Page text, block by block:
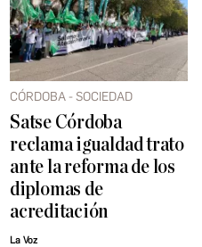
CÓRDOBA - SOCIEDAD
Satse Córdoba
reclama igualdad trato
ante la reforma de los
diplomas de
acreditación
La Voz